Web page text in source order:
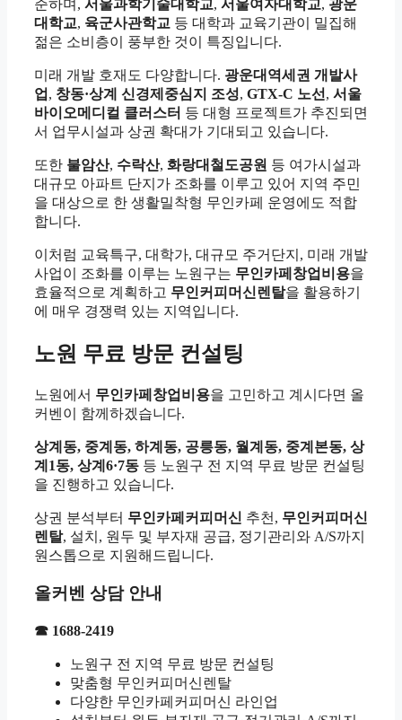
준하며, 서울과학기술대학교, 서울여자대학교, 광운
대학교, 육군사관학교 등 대학과 교육기관이 밀집해
젊은 소비층이 풍부한 것이 특징입니다.
미래 개발 호재도 다양합니다. 광운대역세권 개발사
업 , 창동·상계 신경제중심지 조성, GTX-C 노선 , 서울
바이오메디컬 클러스터 등 대형 프로젝트가 추진되면
서 업무시설과 상권 확대가 기대되고 있습니다.
또한 불암산, 수락산, 화랑대철도공원 등 여가시설과
대규모 아파트 단지가 조화를 이루고 있어 지역 주민
을 대상으로 한 생활밀착형 무인카페 운영에도 적합
합니다.
이처럼 교육특구, 대학가, 대규모 주거단지, 미래 개발
사업이 조화를 이루는 노원구는 무인카페창업비용을
효율적으로 계획하고 무인커피머신렌탈을 활용하기
에 매우 경쟁력 있는 지역입니다.
노원 무료 방문 컨설팅
노원에서 무인카페창업비용을 고민하고 계시다면 올
커벤이 함께하겠습니다.
상계동, 중계동, 하계동, 공릉동, 월계동, 중계본동, 상
계1동, 상계6·7동 등 노원구 전 지역 무료 방문 컨설팅
을 진행하고 있습니다.
상권 분석부터 무인카페커피머신 추천, 무인커피머신
렌탈, 설치, 원두 및 부자재 공급, 정기관리와 A/S까지
원스톱으로 지원해드립니다.
올커벤 상담 안내
☎ 1688-2419
노원구 전 지역 무료 방문 컨설팅
맞춤형 무인커피머신렌탈
다양한 무인카페커피머신 라인업